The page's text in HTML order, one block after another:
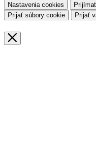
Nastavenia cookies
Prijať súbory cookie
Prijať